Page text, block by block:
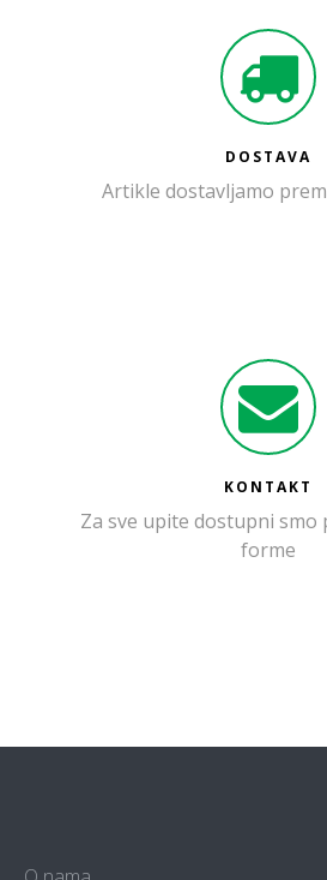
DOSTAVA
Artikle dostavljamo
KONTAKT
Za sve upite dostupni
forme